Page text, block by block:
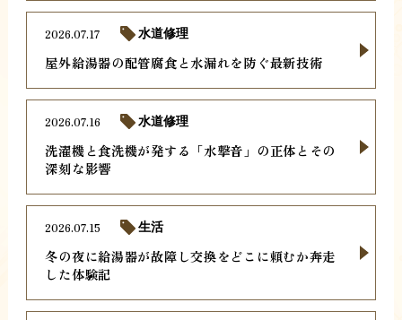
屋外給湯器の配管腐食と水漏れを防ぐ最新技術
2026.07.17 水道修理
洗濯機と食洗機が発する「水撃音」の正体とその
深刻な影響
2026.07.16 水道修理
冬の夜に給湯器が故障し交換をどこに頼むか奔走
した体験記
2026.07.15 生活